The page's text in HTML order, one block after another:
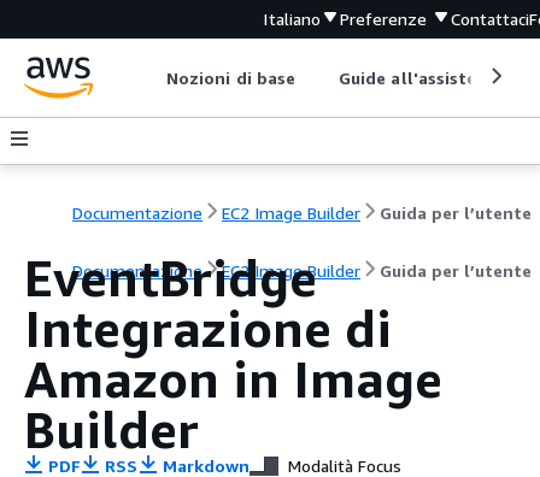
Italiano Preferenze Contattaci
Nozioni di base Guide all'assistenza
Documentazione EC2 Image Builder Guida per l’utente
Documentazione EC2 Image Builder Guida per l’utente
EventBridge
Integrazione di
Amazon in Image
Builder
PDF RSS Markdown Modalità Focus